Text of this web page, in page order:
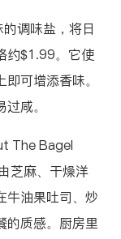
的调味盐，将日
约$1.99。它使
可增添香味。
咸。
The Bagel
芝麻、干燥洋
牛油果吐司、炒
的质感。厨房里